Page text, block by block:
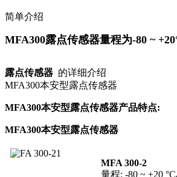
简单介绍
MFA300露点传感器量程为-80 ~
露点传感器 的详细介绍
MFA300本安型露点传感器
MFA300本安型露点传感器产品特点:
MFA300本安型露点传感器
MFA 300-2
量程: -80 ~ +20 °C